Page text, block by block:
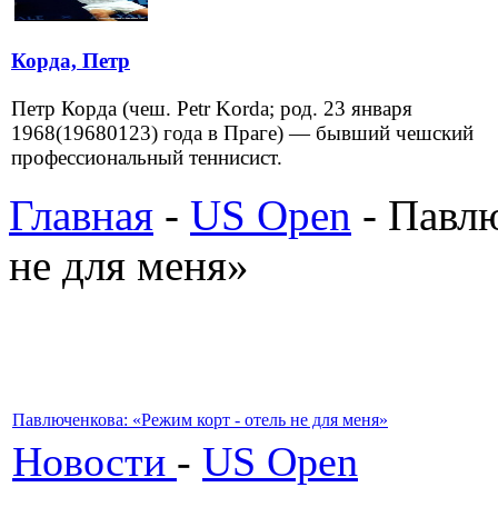
Корда, Петр
Петр Корда (чеш. Petr Korda; род. 23 января
1968(19680123) года в Праге) — бывший чешский
профессиональный теннисист.
Главная - US Open -
не для меня»
Павлюченкова: «Режим корт - отель не для меня»
Новости - US Open